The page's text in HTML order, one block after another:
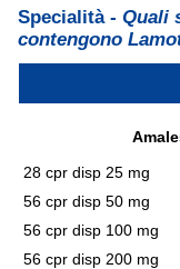
Specialità - Quali
contengono
28 cpr disp 25 mg
56 cpr disp 50 mg
56 cpr disp 100 mg
56 cpr disp 200 mg